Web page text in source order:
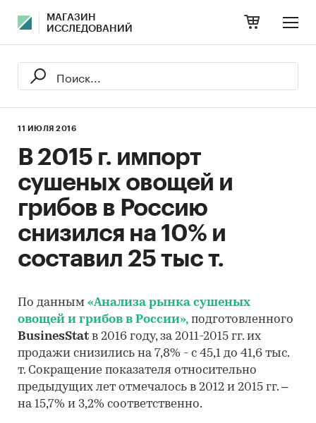
МАГАЗИН
ИССЛЕДОВАНИЙ
11 ИЮЛЯ 2016
В 2015 г. импорт
сушеных овощей и
грибов в Россию
снизился на 10% и
составил 25 тыс т.
По данным «Анализа рынка сушеных
овощей и грибов в России», подготовленного
BusinesStat в 2016 году, за 2011-2015 гг. их
продажи снизились на 7,8% - с 45,1 до 41,6 тыс.
т. Сокращение показателя относительно
предыдущих лет отмечалось в 2012 и 2015 гг. –
на 15,7% и 3,2% соответственно.